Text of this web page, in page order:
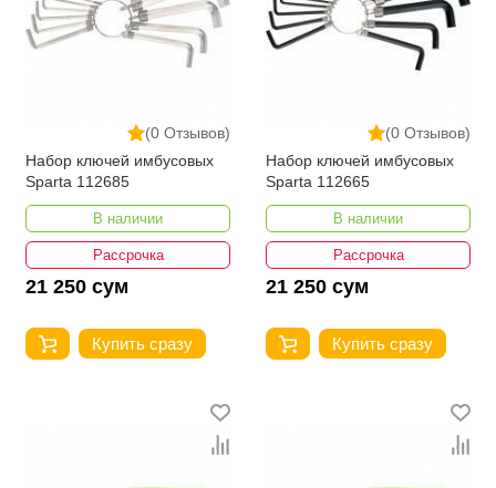
(0 Отзывов)
Набор ключей имбусовых
Sparta 112685
В наличии
Рассрочка
21 250 сум
Купить сразу
(0 Отзывов)
Набор ключей имбусовых
Sparta 112665
В наличии
Рассрочка
21 250 сум
Купить сразу